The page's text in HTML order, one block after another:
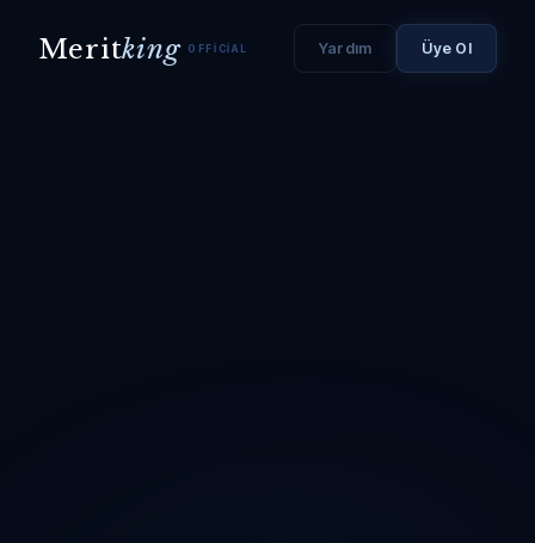
Meritking OFFICIAL Yardım Üye Ol